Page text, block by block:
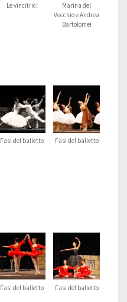
Le vincitrici
Marina del
Vecchio e Andrea
Bartolomei
Fasi del balletto Fasi del balletto
Fasi del balletto Fasi del balletto